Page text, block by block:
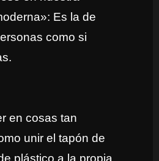
Es la de
como si
en cosas tan
unir el tapón de
plástico a la propia